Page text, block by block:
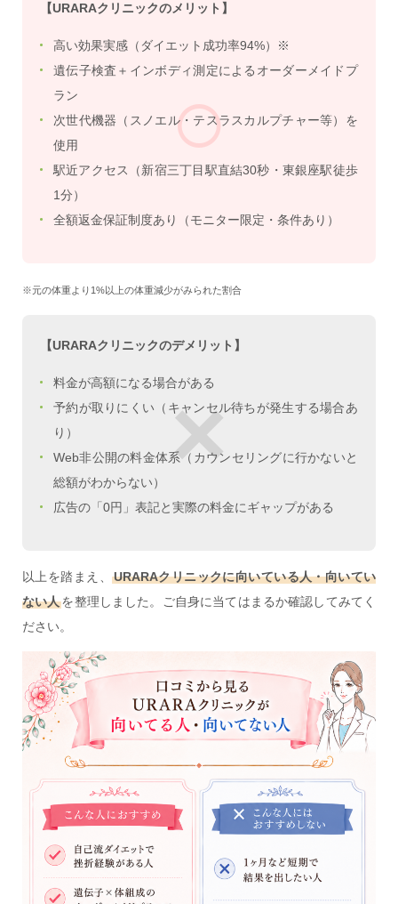
○
【URARAクリニックのメリット】
高い効果実感（ダイエット成功率94%）※
遺伝子検査＋インボディ測定によるオーダーメイドプ
ラン
次世代機器（スノエル・テスラスカルプチャー等）を
使用
駅近アクセス（新宿三丁目駅直結30秒・東銀座駅徒歩
1分）
全額返金保証制度あり（モニター限定・条件あり）
※元の体重より1%以上の体重減少がみられた割合
×
【URARAクリニックのデメリット】
料金が高額になる場合がある
予約が取りにくい（キャンセル待ちが発生する場合あ
り）
Web非公開の料金体系（カウンセリングに行かないと
総額がわからない）
広告の「0円」表記と実際の料金にギャップがある
以上を踏まえ、
URARAクリニックに向いている人・向いてい
ない人を整理しました。ご自身に当てはまるか確認してみてく
ださい。